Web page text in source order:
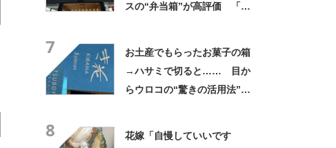
スの“弁当箱”が高評価 「想
7
お土産でもらったお菓子の箱
→ハサミで切ると…… 目か
らウロコの“驚きの活用法”に
8
花嫁「自慢していいです